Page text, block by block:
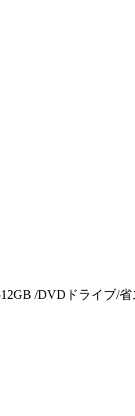
/DVDドライブ/